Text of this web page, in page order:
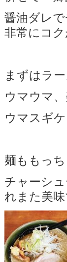
醤油ダレ
非常にコ
まずはラ
ウマウマ
ウマスギ
麺ももっ
チャーシ
れまた美